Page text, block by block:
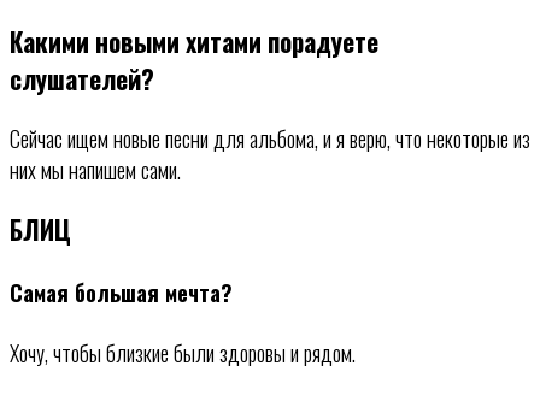
Какими новыми хитами порадуете
слушателей?
Сейчас ищем новые песни для альбома, и я верю, что некоторые из
них мы напишем сами.
БЛИЦ
Самая большая мечта?
Хочу, чтобы близкие были здоровы и рядом.